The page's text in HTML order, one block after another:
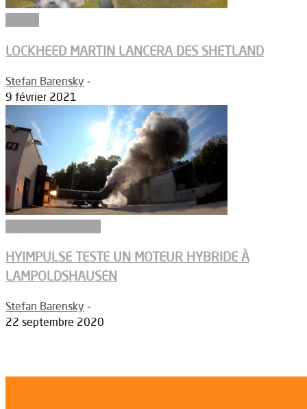
LOCKHEED MARTIN LANCERA DES SHETLAND
Stefan Barensky -
9 février 2021
HYIMPULSE TESTE UN MOTEUR HYBRIDE À
LAMPOLDSHAUSEN
Stefan Barensky -
22 septembre 2020